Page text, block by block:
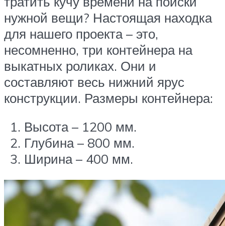
нужной вещи? Настоящая находка
для нашего проекта – это,
несомненно, три контейнера на
выкатных роликах. Они и
составляют весь нижний ярус
конструкции. Размеры контейнера:
Высота – 1200 мм.
Глубина – 800 мм.
Ширина – 400 мм.